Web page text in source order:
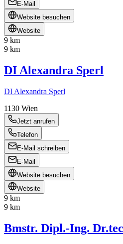
E-Mail
Website besuchen
Website
9 km
9 km
DI Alexandra Sperl
DI Alexandra Sperl
1130 Wien
Jetzt anrufen
Telefon
E-Mail schreiben
E-Mail
Website besuchen
Website
9 km
9 km
Bmstr. Dipl.-Ing.